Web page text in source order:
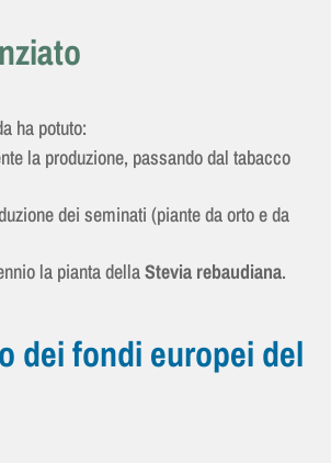
ha potuto:
la produzione, passando dal tabacco
dei seminati (piante da orto e da
la pianta dellaStevia rebaudiana.
dei fondi europei del